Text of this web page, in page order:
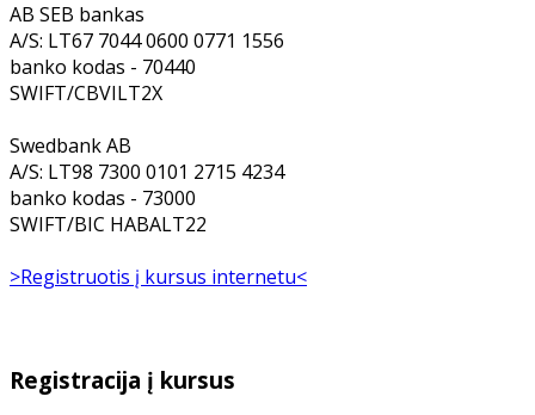
AB SEB bankas
A/S: LT67 7044 0600 0771 1556
banko kodas - 70440
SWIFT/CBVILT2X
Swedbank AB
A/S: LT98 7300 0101 2715 4234
banko kodas - 73000
SWIFT/BIC HABALT22
>Registruotis į kursus internetu<
Registracija į kursus